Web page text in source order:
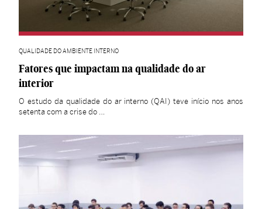
QUALIDADE DO AMBIENTE INTERNO
Fatores que impactam na qualidade do ar
interior
O estudo da qualidade do ar interno (QAI) teve início nos anos
setenta com a crise do …